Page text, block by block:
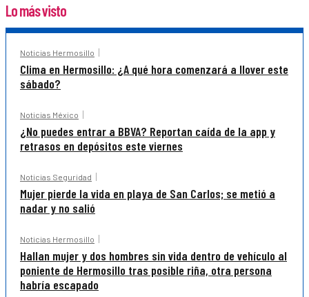
Lo más visto
Noticias Hermosillo
Clima en Hermosillo: ¿A qué hora comenzará a llover este
sábado?
Noticias México
¿No puedes entrar a BBVA? Reportan caída de la app y
retrasos en depósitos este viernes
Noticias Seguridad
Mujer pierde la vida en playa de San Carlos; se metió a
nadar y no salió
Noticias Hermosillo
Hallan mujer y dos hombres sin vida dentro de vehículo al
poniente de Hermosillo tras posible riña, otra persona
habría escapado